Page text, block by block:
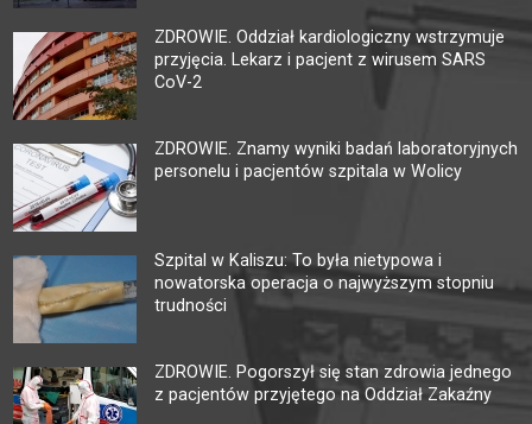
ZDROWIE. Oddział kardiologiczny wstrzymuje
przyjęcia. Lekarz i pacjent z wirusem SARS
CoV-2
ZDROWIE. Znamy wyniki badań laboratoryjnych
personelu i pacjentów szpitala w Wolicy
Szpital w Kaliszu: To była nietypowa i
nowatorska operacja o najwyższym stopniu
trudności
ZDROWIE. Pogorszył się stan zdrowia jednego
z pacjentów przyjętego na Oddział Zakaźny